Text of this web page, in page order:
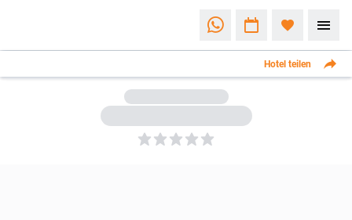
Hotel teilen
5